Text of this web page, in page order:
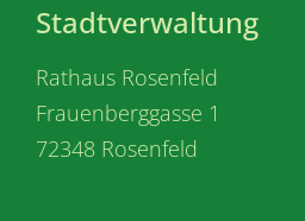
Stadtverwaltung
Rathaus Rosenfeld
Frauenberggasse 1
72348 Rosenfeld